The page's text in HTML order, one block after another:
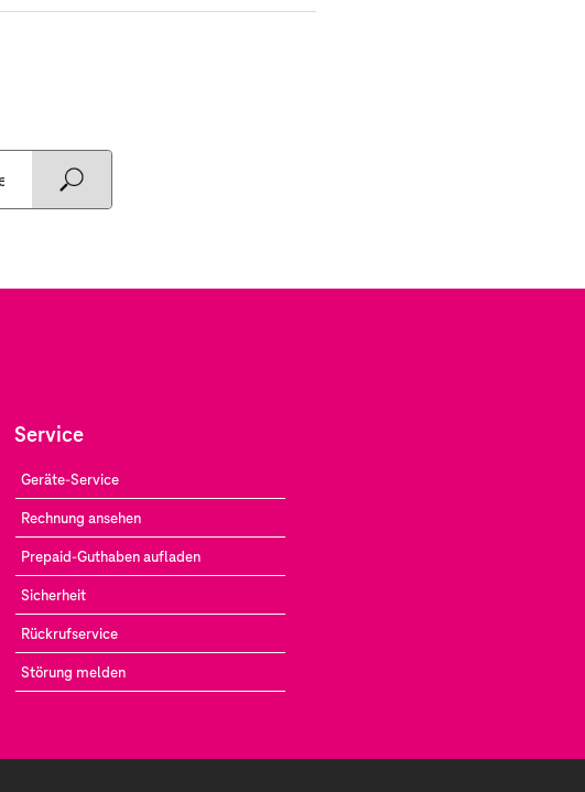
Service
Geräte-Service
Rechnung ansehen
Prepaid-Guthaben aufladen
Sicherheit
Rückrufservice
Störung melden